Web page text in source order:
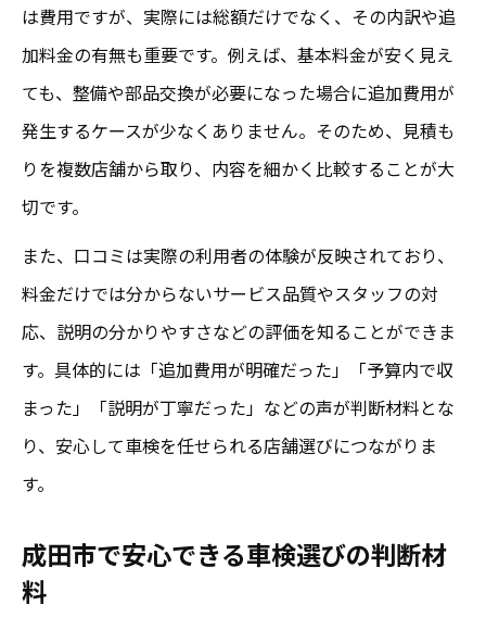
成田市の車検で重要な安心と信頼性の要素
安心重視の車検を選ぶ判断基準を解説
口コミが語る成田市の車検事情
成田市の車検口コミから読み解くポイント
口コミから見た成田市の車検の特徴とは
車検の口コミ比較で分かる安心の傾向
車検費用で失敗しない新常識を解説
成田市の車検費用相場と安心できる選び方
成田市で失敗しない車検費用のポイント
は費用ですが、実際には総額だけでなく、その内訳や追
加料金の有無も重要です。例えば、基本料金が安く見え
ても、整備や部品交換が必要になった場合に追加費用が
発生するケースが少なくありません。そのため、見積も
りを複数店舗から取り、内容を細かく比較することが大
切です。
また、口コミは実際の利用者の体験が反映されており、
料金だけでは分からないサービス品質やスタッフの対
応、説明の分かりやすさなどの評価を知ることができま
す。具体的には「追加費用が明確だった」「予算内で収
まった」「説明が丁寧だった」などの声が判断材料とな
り、安心して車検を任せられる店舗選びにつながりま
す。
成田市で安心できる車検選びの判断材
料